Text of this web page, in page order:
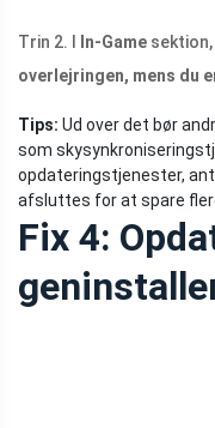
Trin 2. I In-Game
overlejringen, mens du
Tips: Ud over det bør
som
opdateringstjenester,
afsluttes for at spare
Fix 4: